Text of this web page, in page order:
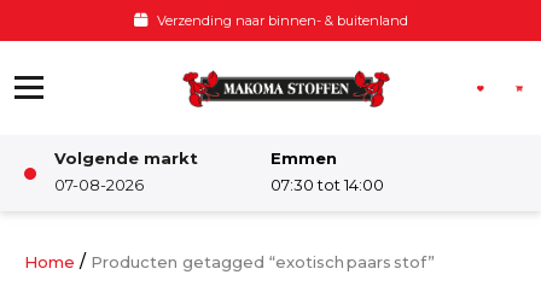
Verzending naar binnen- & buitenland
Volgende markt
07-08-2026
Emmen
07:30 tot 14:00
Damesstoffen
Home / Producten getagged “exotisch paars stof”